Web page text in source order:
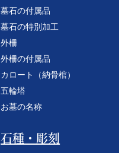
墓石の付属品
墓石の特別加工
外柵
外柵の付属品
カロート（納骨棺）
五輪塔
お墓の名称
石種・彫刻